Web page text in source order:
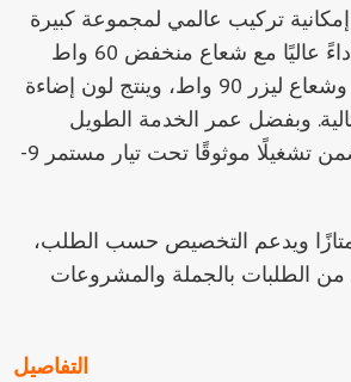
تركيب عالمي لمجموعة كبيرة
من السيارات. يوفر أداءً عاليًا مع شعاع منخفض 60 واط
وشعاع عالٍ 70 واط وشعاع ليزر 90 واط، وينتج لون إضاءة
مثالية. وبفضل عمر الخدمة الطويل
وسهولة التركيب، يضمن تشغيلًا موثوقًا تحت تيار مستمر 9-
ممتازًا ويدعم التخصيص حسب الطلب،
من الطلبات بالجملة والمشروعات
التفاصيل